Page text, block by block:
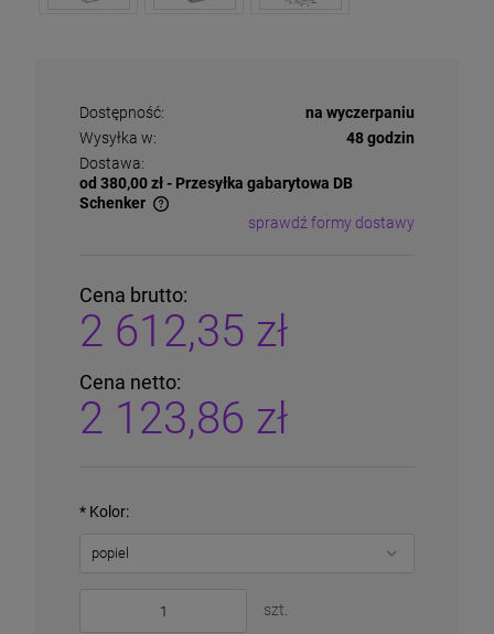
Dostępność:
na wyczerpaniu
Wysyłka w:
48 godzin
Dostawa:
od 380,00 zł- Przesyłka gabarytowa DB
Schenker
Cena nie zawiera ewentualnych kosztów płatności
sprawdź formy dostawy
Cena brutto:
2 612,35 zł
Cena netto:
2 123,86 zł
* Kolor:
szt.